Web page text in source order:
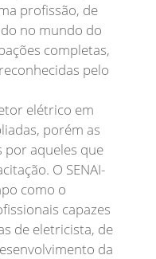
profissão, de
no mundo do
completas,
pelo
elétrico em
porém as
por aqueles que
O SENAI-
como o
capazes
de eletricista, de
da